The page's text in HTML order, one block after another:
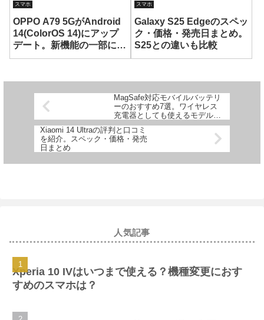
スマホ
OPPO A79 5GがAndroid
14(ColorOS 14)にアップ
デート。新機能の一部に対
応
スマホ
Galaxy S25 Edgeのスペッ
ク・価格・発売日まとめ。
S25との違いも比較
MagSafe対応モバイルバッテリ
ーのおすすめ7選。ワイヤレス
充電器としても使えるモデルも
紹介
Xiaomi 14 Ultraの評判と口コミ
を紹介。スペック・価格・発売
日まとめ
人気記事
Xperia 10 IVはいつまで使える？機種変更におす
すめのスマホは？